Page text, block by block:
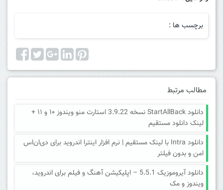
برچسب ها :
مطالب مرتبط
دانلود StartAllBack نسخه 3.9.22 استارت منو ویندوز ۱۰ و ۱۱ +
لینک دانلود مستقیم
دانلود Intra با لینک مستقیم | نرم افزار اینترا اندروید برای دی‌ان‌اس
امن و بدون فیلتر
دانلود آیروموزیک 5.5.1 – اپلیکیشن آهنگ و فیلم برای اندروید،
ویندوز و مک